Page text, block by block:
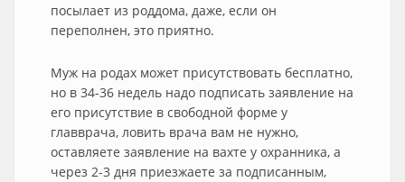
посылает из роддома, даже, если он
переполнен, это приятно.
Муж на родах может присутствовать бесплатно,
но в 34-36 недель надо подписать заявление на
его присутствие в свободной форме у
главврача, ловить врача вам не нужно,
оставляете заявление на вахте у охранника, а
через 2-3 дня приезжаете за подписанным,